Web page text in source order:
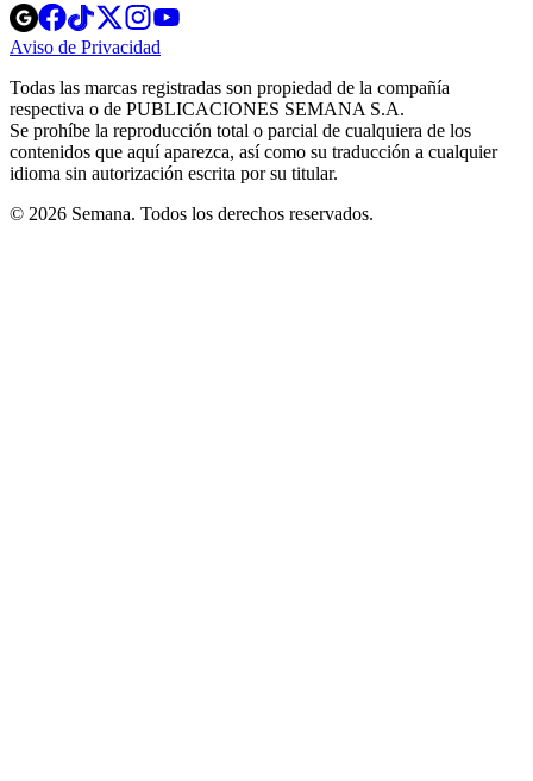
Opens
in
new
Opens
in
new
Opens
in
new
window
Opens
new
windowwindow
Aviso de Privacidad
new
window
Todas las marcas registradas son propiedad de la compañía
respectiva o de PUBLICACIONES SEMANA S.A.
Se prohíbe la reproducción total o parcial de cualquiera de los
contenidos que aquí aparezca, así como su traducción a cualquier
idioma sin autorización escrita por su titular.
© 2026 Semana. Todos los derechos reservados.